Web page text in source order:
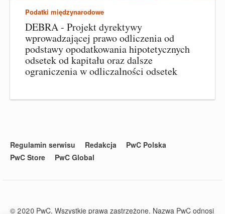
Podatki międzynarodowe
DEBRA - Projekt dyrektywy
wprowadzającej prawo odliczenia od
podstawy opodatkowania hipotetycznych
odsetek od kapitału oraz dalsze
ograniczenia w odliczalności odsetek
Regulamin serwisu Redakcja
PwC Polska
PwC Store
PwC Global
© 2020 PwC. Wszystkie prawa zastrzeżone. Nazwa PwC odnosi